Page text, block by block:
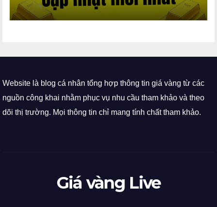
Website là blog cá nhân tổng hợp thông tin giá vàng từ các
nguồn công khai nhằm phục vụ nhu cầu tham khảo và theo
dõi thị trường. Mọi thông tin chỉ mang tính chất tham khảo.
Giá vàng Live